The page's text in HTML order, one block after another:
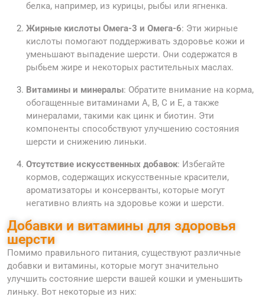
белка, например, из курицы, рыбы или ягненка.
Жирные кислоты Омега-3 и Омега-6: Эти жирные
кислоты помогают поддерживать здоровье кожи и
уменьшают выпадение шерсти. Они содержатся в
рыбьем жире и некоторых растительных маслах.
Витамины и минералы: Обратите внимание на корма,
обогащенные витаминами A, B, C и E, а также
минералами, такими как цинк и биотин. Эти
компоненты способствуют улучшению состояния
шерсти и снижению линьки.
Отсутствие искусственных добавок: Избегайте
кормов, содержащих искусственные красители,
ароматизаторы и консерванты, которые могут
негативно влиять на здоровье кожи и шерсти.
Добавки и витамины для здоровья
шерсти
Помимо правильного питания, существуют различные
добавки и витамины, которые могут значительно
улучшить состояние шерсти вашей кошки и уменьшить
линьку. Вот некоторые из них: